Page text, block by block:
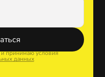
принимаю условия
данных